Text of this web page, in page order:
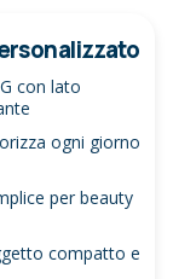
con lato
ogni giorno
per beauty
compatto e